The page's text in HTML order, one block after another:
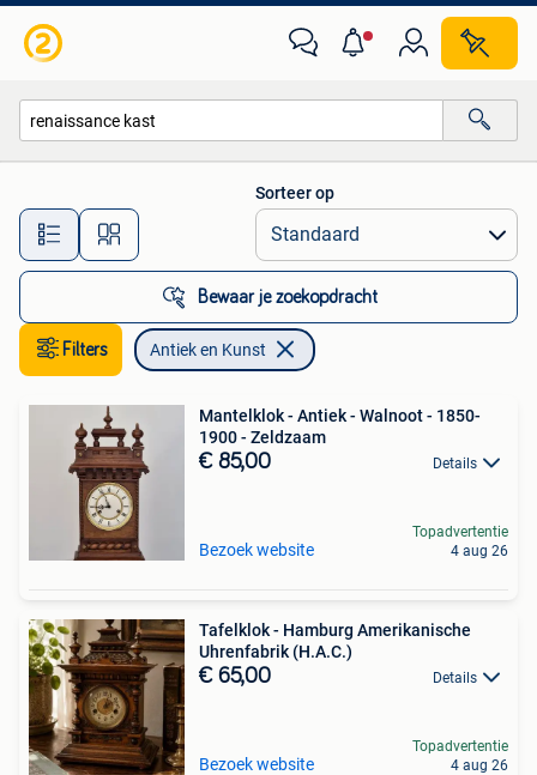
Alle afstanden…
Sorteer op
Bewaar je zoekopdracht
Filters Antiek en Kunst
Mantelklok - Antiek - Walnoot - 1850-
1900 - Zeldzaam
€ 85,00 Details
Bezoek website
Topadvertentie
4 aug 26
Tafelklok - Hamburg Amerikanische
Uhrenfabrik (H.A.C.)
€ 65,00 Details
Bezoek website
Topadvertentie
4 aug 26